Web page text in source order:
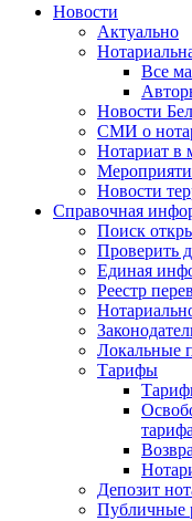
Новости
Актуально
Все
Новости
СМИ о
Нотариат в
Новости
Справочная
Поиск
Проверить
Единая
Реестр
Локальные
Тарифы
тарифа
Депозит
Публичные